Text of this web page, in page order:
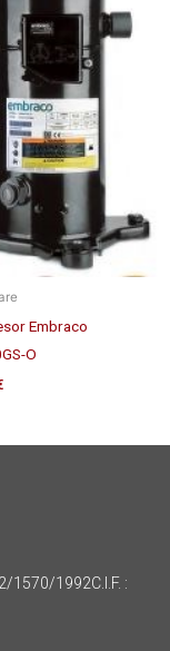
Embraco
O
1570/1992C.I.F. :